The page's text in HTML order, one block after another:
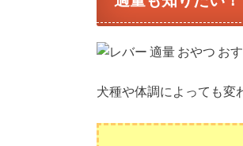
犬種や体調によっても変